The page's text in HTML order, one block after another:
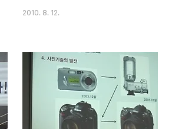
에 그와 팀블로그로 엮여있고, 초기에는 관리
자로 접속하여 스킨도 살펴보고 화면구성도
도와주는 품앗이를 하였습니다. 그는 뜻을 세
웠던 목표를 이루었고 지금도 긴호흡 강한 걸
음으로 꾸준히 블로그를 하고 있습니다. 최
2010. 8. 12.